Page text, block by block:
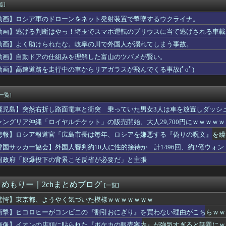
た恋人にウワキされ、私が出て行く前、布団近くにまだ火の消えて...
花を勝手に配ったら新婦に怒られた。ホテルに戻った翌日、会場費...
ー協会、外国人審判に“性接待”報道・・・」→「2002年の審...
レン1号の喋り方なんかクセになる・・・・
巨乳なのにそれを開示しない女優www
をプレイした正直な感想
判、韓国とつるみ不正してたのがバレる
ホ買ったよ！
5世代戦闘機「Su-57」の購入を見送りか！
]
画】ロシア軍のドローンをネット発射装置で撃墜するウクライナ。
画】逃げる判断はやっ！埼玉でスマホ運転のプリウスに当て逃げされる車
画】よく助けられたな。岐阜の川で外国人が溺れてしまう事故。
画】自動ドアの仕組みを理解した富山のツバメが賢い。
画】高速道路を走行中の車からリアガラスが飛んでくる事故(ﾟoﾟ)
覧]
児島】突然右折し路面電車と衝突 乗っていた男女3人は車を放置しダッシ
ングリア沖縄「ロイヤルチケット」の販売開始、大人29,700円にｗｗｗｗ
報】ロシア報道官「広島市長は毎年、ロシアを嫌悪する『偽りの呪文』を
国サッカー協会】外国人審判約10人に性的接待か 計1496回、約2億ウォン
政府「原爆投下の背景こそ反省が必要だ」と主張
もりー｜2chまとめブログ [一覧]
愕】東京都、ようやく気づいた模様ｗｗｗｗｗｗｗ
撃】ヒコロヒーがコンビニの『割引おにぎり』を買わない理由がこちらｗ